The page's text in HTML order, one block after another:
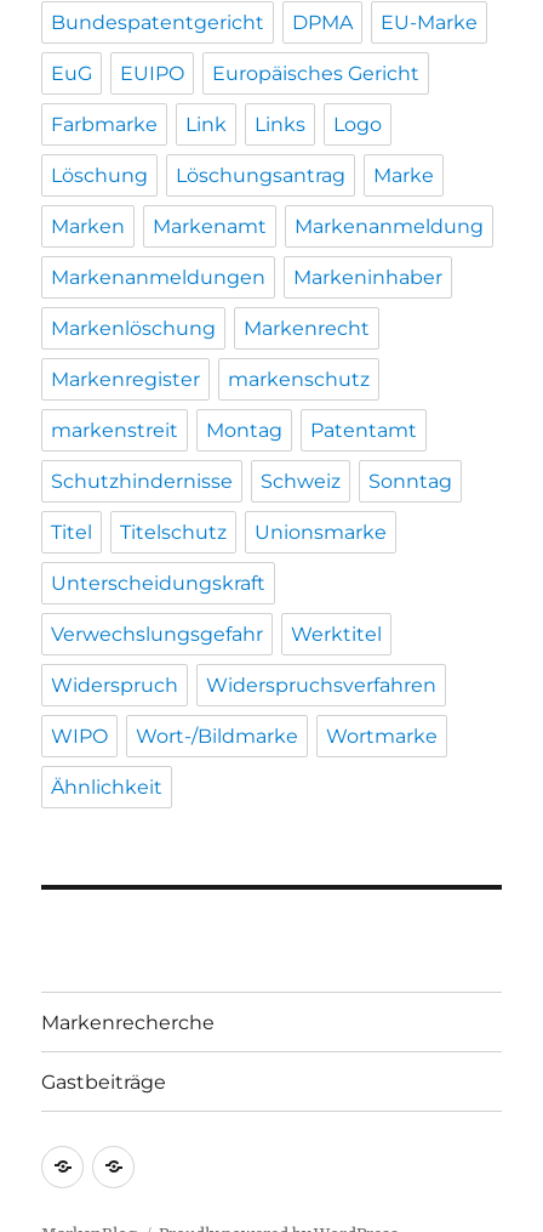
Bundespatentgericht DPMA EU-Marke
EuG EUIPO Europäisches Gericht
Farbmarke Link Links Logo
Löschung Löschungsantrag Marke
Marken Markenamt Markenanmeldung
Markenanmeldungen Markeninhaber
Markenlöschung Markenrecht
Markenregister markenschutz
markenstreit Montag Patentamt
Schutzhindernisse Schweiz Sonntag
Titel Titelschutz Unionsmarke
Unterscheidungskraft
Verwechslungsgefahr Werktitel
Widerspruch Widerspruchsverfahren
WIPO Wort-/Bildmarke Wortmarke
Ähnlichkeit
Markenrecherche
Gastbeiträge
Markenrecherche
Gastbeiträge